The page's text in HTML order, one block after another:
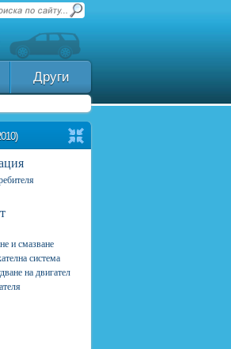
Други
и смазване
система
на двигател